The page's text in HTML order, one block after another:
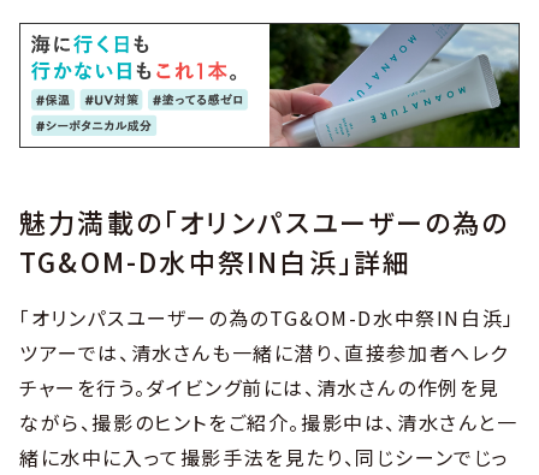
魅力満載の「オリンパスユーザーの為の
TG&OM-D水中祭IN白浜」詳細
「オリンパスユーザーの為のTG&OM-D水中祭IN白浜」
ツアーでは、清水さんも一緒に潜り、直接参加者へレク
チャーを行う。ダイビング前には、清水さんの作例を見
ながら、撮影のヒントをご紹介。撮影中は、清水さんと一
緒に水中に入って撮影手法を見たり、同じシーンでじっ